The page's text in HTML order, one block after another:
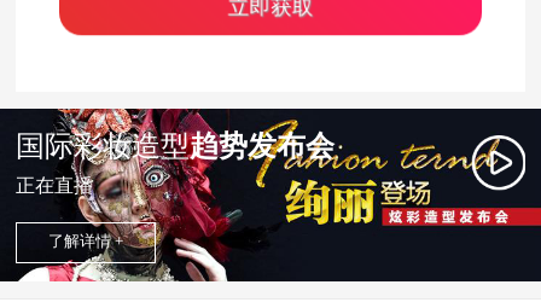
国际彩妆造型趋势发布会
正在直播
了解详情 +